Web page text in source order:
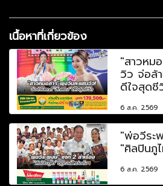
เนื้อหาที่เกี่ยวข้อง
"สาวหม
วิว จ่อล้
ดีใจสุดชี
6 ส.ค. 2569
"พ่อวีระ
"ศิลปินภู
6 ส.ค. 2569